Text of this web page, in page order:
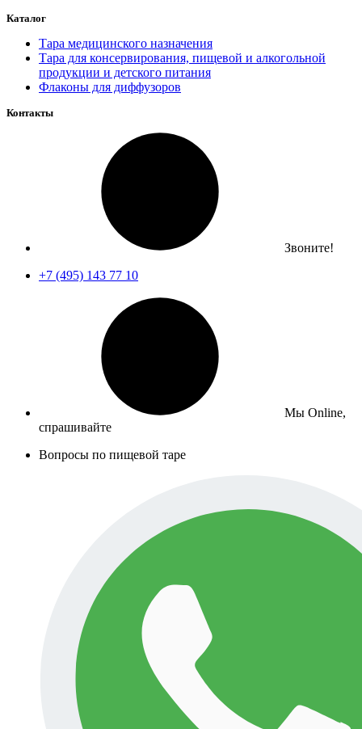
Каталог
Тара медицинского назначения
Тара для консервирования, пищевой и алкогольной
продукции и детского питания
Флаконы для диффузоров
Контакты
Звоните!
+7 (495) 143 77 10
Мы Online,
спрашивайте
Вопросы по пищевой таре